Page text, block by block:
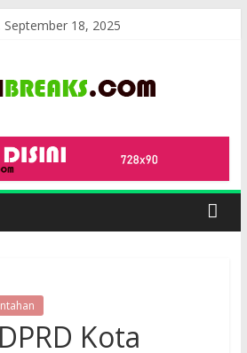
September 18, 2025
Kota